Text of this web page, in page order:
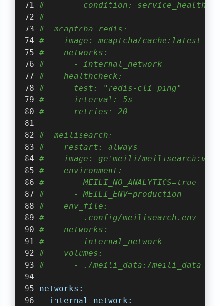
#        condition: service_healthy
#
#  mcaptcha_redis:
#    image: mcaptcha/cache:latest
#    networks:
#      - internal_network
#    healthcheck:
#      test: "redis-cli ping"
#      interval: 5s
#      retries: 20
#  meilisearch:
#    restart: always
#    image: getmeili/
#    environment:
#      - MEILI_NO_ANALYTICS=true
#      - MEILI_ENV=production
#    env_file:
#      - .config/meilisearch.env
#    networks:
#      - internal_network
#    volumes:
#      - ./meili_data:/meili_data
networks:
internal_network: